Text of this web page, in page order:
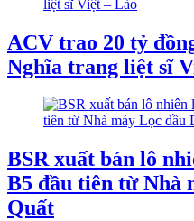
ACV trao 20 tỷ
Nghĩa trang liệt sĩ
BSR xuất bán lô
B5 đầu tiên từ Nhà
Quất